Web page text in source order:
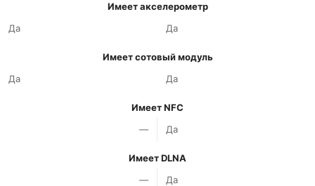
Имеет акселерометр
Да
Да
Имеет сотовый модуль
Да
Да
Имеет NFC
—
Да
Имеет DLNA
—
Да